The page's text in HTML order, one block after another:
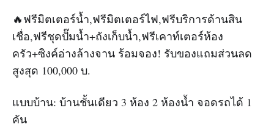
🔥ฟรีมิตเตอร์น้ำ,ฟรีมิตเตอร์ไฟ,ฟรีบริการด้านสิน
เชื่อ,ฟรีชุดปั๊มน้ำ+ถังเก็บน้ำ,ฟรีเคาท์เตอร์ห้อง
ครัว+ซิงค์อ่างล้างจาน ร้อมจอง! รับของแถมส่วนลด
สูงสุด 100,000 บ.
แบบบ้าน: บ้านชั้นเดียว 3 ห้อง 2 ห้องน้ำ จอดรถได้ 1
คัน